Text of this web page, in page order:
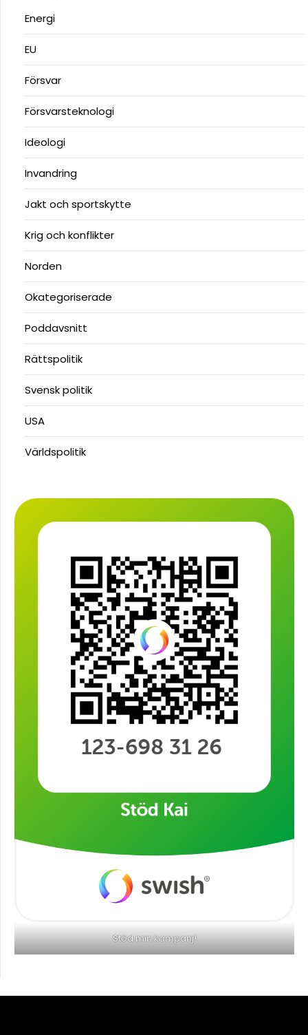
Energi
EU
Försvar
Försvarsteknologi
Ideologi
Invandring
Jakt och sportskytte
Krig och konflikter
Norden
Okategoriserade
Poddavsnitt
Rättspolitik
Svensk politik
USA
Världspolitik
Stöd min kampanj!